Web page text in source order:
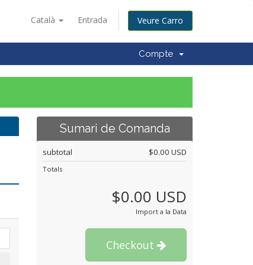
Català Entrada Veure Carro
Compte
Sumari de Comanda
subtotal $0.00 USD
Totals
$0.00 USD
Import a la Data
Checkout